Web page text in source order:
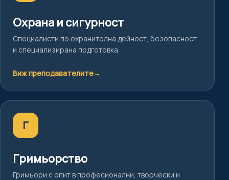
Охрана и сигурност
Специалисти по охранителна дейност, безопасност
и специализирана подготовка.
Виж преподавателите→
Г
Гримьорство
Гримьори с опит в професионални, творчески и